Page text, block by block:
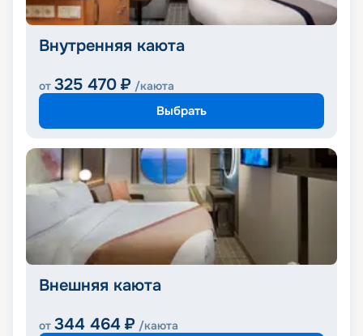
Внутренняя каюта
от 325 470 ₽ /каюта
Выбрать
Внешняя каюта
от 344 464 ₽ /каюта